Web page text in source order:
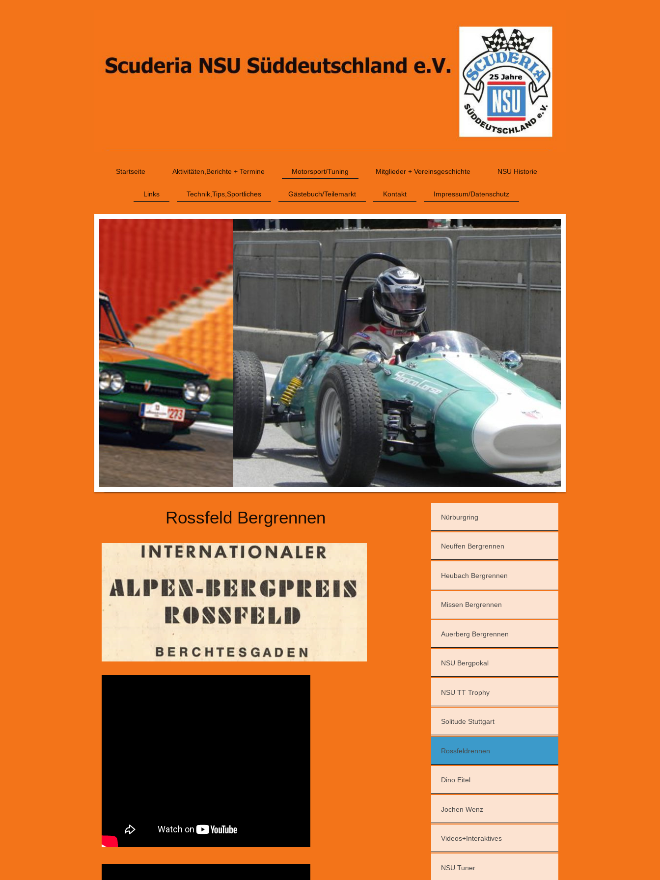
Startseite Aktivitäten,Berichte + Termine Motorsport/Tuning Mitglieder + Vereinsgeschichte NSU Historie
Links Technik,Tips,Sportliches Gästebuch/Teilemarkt Kontakt Impressum/Datenschutz
Rossfeld Bergrennen Nürburgring
Neuffen Bergrennen
Heubach Bergrennen
Missen Bergrennen
Auerberg Bergrennen
NSU Bergpokal
NSU TT Trophy
Solitude Stuttgart
Rossfeldrennen
Dino Eitel
Jochen Wenz
Videos+Interaktives
NSU Tuner